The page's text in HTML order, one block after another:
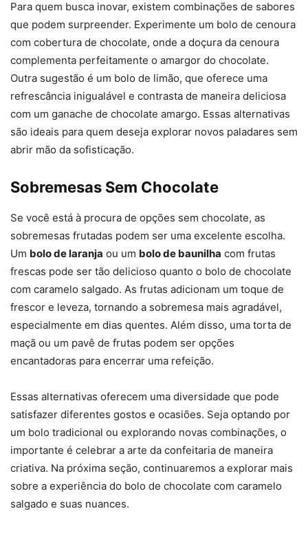
Para quem busca inovar, existem combinações de sabores
que podem surpreender. Experimente um bolo de cenoura
com cobertura de chocolate, onde a doçura da cenoura
complementa perfeitamente o amargor do chocolate.
Outra sugestão é um bolo de limão, que oferece uma
refrescância inigualável e contrasta de maneira deliciosa
com um ganache de chocolate amargo. Essas alternativas
são ideais para quem deseja explorar novos paladares sem
abrir mão da sofisticação.
Sobremesas Sem Chocolate
Se você está à procura de opções sem chocolate, as
sobremesas frutadas podem ser uma excelente escolha.
Um bolo de laranja ou um bolo de baunilha com frutas
frescas pode ser tão delicioso quanto o bolo de chocolate
com caramelo salgado. As frutas adicionam um toque de
frescor e leveza, tornando a sobremesa mais agradável,
especialmente em dias quentes. Além disso, uma torta de
maçã ou um pavê de frutas podem ser opções
encantadoras para encerrar uma refeição.
Essas alternativas oferecem uma diversidade que pode
satisfazer diferentes gostos e ocasiões. Seja optando por
um bolo tradicional ou explorando novas combinações, o
importante é celebrar a arte da confeitaria de maneira
criativa. Na próxima seção, continuaremos a explorar mais
sobre a experiência do bolo de chocolate com caramelo
salgado e suas nuances.